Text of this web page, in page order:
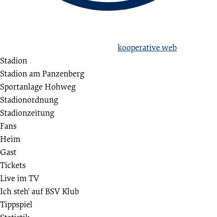
kooperative web
Stadion
Stadion am Panzenberg
Sportanlage Hohweg
Stadionordnung
Stadionzeitung
Fans
Heim
Gast
Tickets
Live im TV
Ich steh' auf BSV Klub
Tippspiel